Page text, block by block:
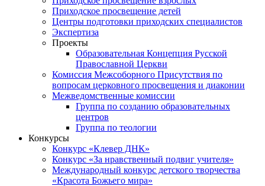
Приходское просвещение детей
Центры подготовки приходских специалистов
Экспертиза
Проекты
Образовательная Концепция Русской
Православной Церкви
Комиссия Межсоборного Присутствия по
вопросам церковного просвещения и диаконии
Межведомственные комиссии
Группа по созданию образовательных
центров
Группа по теологии
Конкурсы
Конкурс «Клевер ДНК»
Конкурс «За нравственный подвиг учителя»
Международный конкурс детского творчества
«Красота Божьего мира»